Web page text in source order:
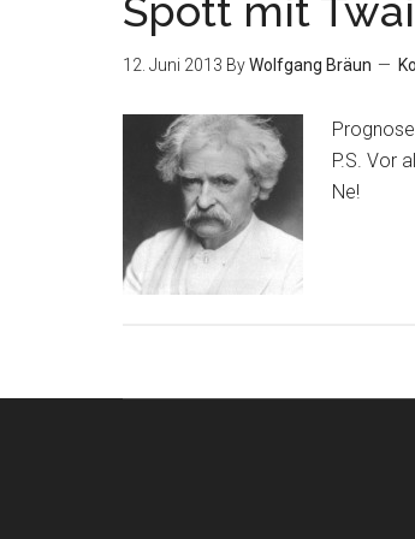
Spott mit
12. Juni 2013 ByWolfgang Bräun
P.S. Vor
Ne!